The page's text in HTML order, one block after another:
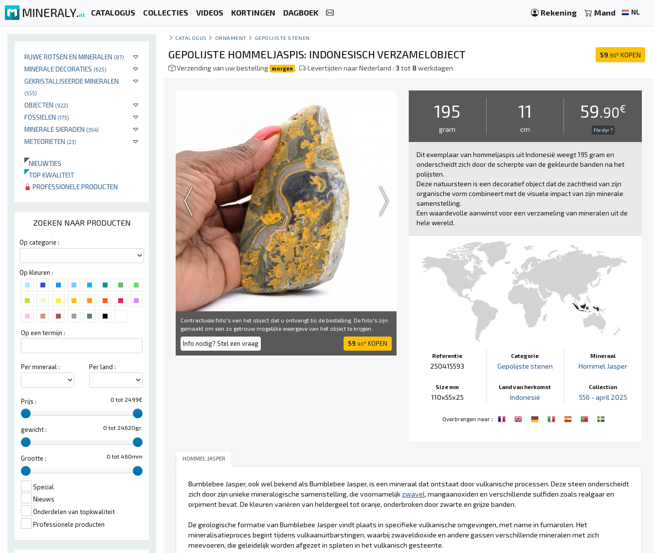
MINERALY.nl CATALOGUS COLLECTIES VIDEOS KORTINGEN DAGBOEK Rekening Mand NL
RUWE ROTSEN EN MINERALEN (87)
MINERALE DECORATIES (625)
GEKRISTALLISEERDE MINERALEN
(555)
OBJECTEN (922)
FOSSIELEN (175)
MINERALE SIERADEN (354)
METEORIETEN (23)
NIEUWTJES
TOP KWALITEIT
PROFESSIONELE PRODUCTEN
ZOEKEN NAAR PRODUCTEN
Op categorie :
Op kleuren :
Op een termijn :
Per mineraal : Per land :
0 tot 2499€
Prijs :
0 tot 24620gr.
gewicht :
0 tot 460mm
Grootte :
Special
Nieuws
Onderdelen van topkwaliteit
Professionele producten
CATALOGUS ORNAMENT GEPOLIJSTE STENEN
59 .90€ KOPEN
GEPOLIJSTE HOMMELJASPIS: INDONESISCH VERZAMELOBJECT
Verzending van uw bestelling morgen . Levertijden naar Nederland :3tot 8werkdagen
Contractuele foto's van het object dat u ontvangt bij de bestelling. De foto's zijn
gemaakt om een ​​zo getrouw mogelijke weergave van het object te krijgen.
Info nodig? Stel een vraag 59 .90€ KOPEN
195
gram
11
cm
59.90€
För dyr ?
Dit exemplaar van hommeljaspis uit Indonesië weegt 195 gram en
onderscheidt zich door de scherpte van de gekleurde banden na het
polijsten.
Deze natuursteen is een decoratief object dat de zachtheid van zijn
organische vorm combineert met de visuele impact van zijn minerale
samenstelling.
Een waardevolle aanwinst voor een verzameling van mineralen uit de
hele wereld.
Referentie
250415593
Size mm
110x55x25
Categorie
Gepolijste stenen
Land van herkomst
Indonesië
Mineraal
Hommel Jasper
Collection
556 - april 2025
Overbrengen naar :
HOMMEL JASPER
Bumblebee Jasper, ook wel bekend als Bumblebee Jasper, is een mineraal dat ontstaat door vulkanische processen. Deze steen onderscheidt
zich door zijn unieke mineralogische samenstelling, die voornamelijkzwavel, mangaanoxiden en verschillende sulfiden zoals realgaar en
orpiment bevat. De kleuren variëren van heldergeel tot oranje, onderbroken door zwarte en grijze banden.
De geologische formatie van Bumblebee Jasper vindt plaats in specifieke vulkanische omgevingen, met name in fumarolen. Het
mineralisatieproces begint tijdens vulkaanuitbarstingen, waarbij zwaveldioxide en andere gassen verschillende mineralen met zich
meevoeren, die geleidelijk worden afgezet in spleten in het vulkanisch gesteente.